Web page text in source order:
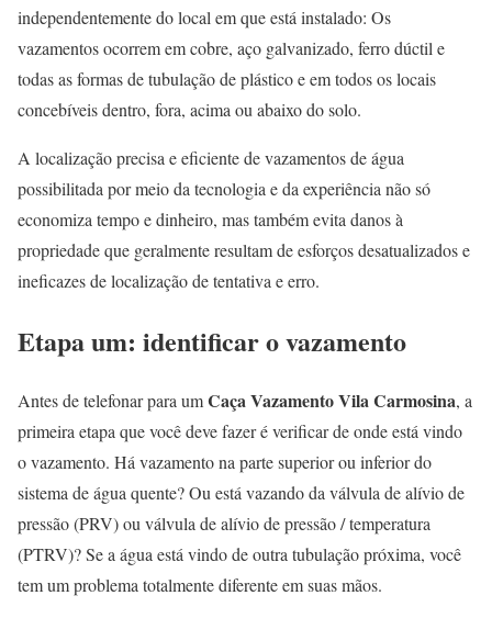
independentemente do local em que está instalado: Os
vazamentos ocorrem em cobre, aço galvanizado, ferro dúctil e
todas as formas de tubulação de plástico e em todos os locais
concebíveis dentro, fora, acima ou abaixo do solo.
A localização precisa e eficiente de vazamentos de água
possibilitada por meio da tecnologia e da experiência não só
economiza tempo e dinheiro, mas também evita danos à
propriedade que geralmente resultam de esforços desatualizados e
ineficazes de localização de tentativa e erro.
Etapa um: identificar o vazamento
Antes de telefonar para umCaça Vazamento Vila Carmosina, a
primeira etapa que você deve fazer é verificar de onde está vindo
o vazamento. Há vazamento na parte superior ou inferior do
sistema de água quente? Ou está vazando da válvula de alívio de
pressão (PRV) ou válvula de alívio de pressão / temperatura
(PTRV)? Se a água está vindo de outra tubulação próxima, você
tem um problema totalmente diferente em suas mãos.